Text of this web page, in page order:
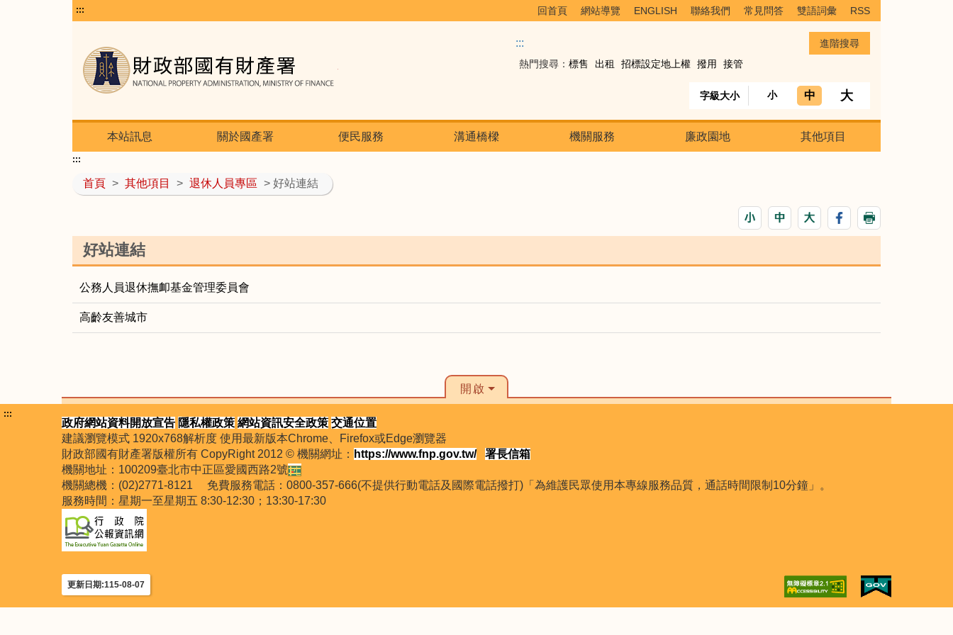
::: 回首頁 網站導覽 ENGLISH 聯絡我們 常見問答 雙語詞彙 RSS
:::
熱門搜尋： 標售 出租 招標設定地上權 撥用 接管
字級大小 小 中 大
本站訊息 關於國產署 便民服務 溝通橋樑 機關服務 廉政園地 其他項目
首頁 > 其他項目 > 退休人員專區 > 好站連結
:::
好站連結
公務人員退休撫卹基金管理委員會
高齡友善城市
開啟
:::
政府網站資料開放宣告 隱私權政策 網站資訊安全政策 交通位置
建議瀏覽模式 1920x768解析度 使用最新版本Chrome、Firefox或Edge瀏覽器
財政部國有財產署版權所有 CopyRight 2012 © 機關網址： https://www.fnp.gov.tw/
署長信箱
機關地址：100209臺北市中正區愛國西路2號
機關總機：(02)2771-8121 免費服務電話：0800-357-666(不提供行動電話及國際電話撥打)「為維護民眾使用本專線服務品質，通話時間限制10分鐘」。
服務時間：星期一至星期五 8:30-12:30；13:30-17:30
更新日期:115-08-07